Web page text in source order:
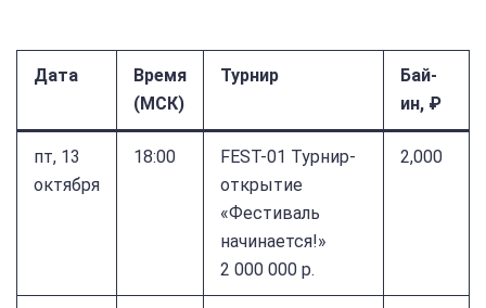
Дата
Время
(МСК)
Турнир
Бай-
ин, ₽
пт, 13
октября
18:00
FEST-01 Турнир-
открытие
«Фестиваль
начинается!»
2 000 000 р.
2,000